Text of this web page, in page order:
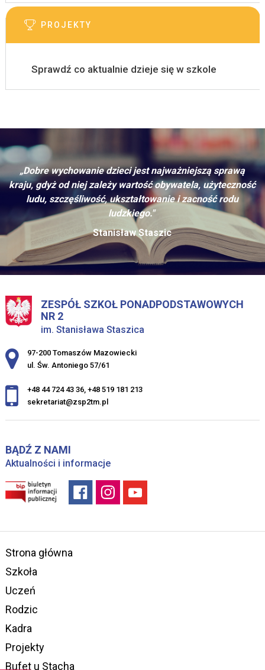
PROJEKTY
Sprawdź co aktualnie dzieje się w szkole
„Dobre wychowanie dzieci jest najważniejszą sprawą
kraju, gdyż od niej zależy wartość obywatela, użyteczność
ludu, szczęśliwość, ukształtowanie i zacność rodu
ludzkiego."
Stanisław Staszic
ZESPÓŁ SZKOŁ PONADPODSTAWOWYCH
NR 2
im. Stanisława Staszica
Adres pocztowy:
97-200 Tomaszów Mazowiecki
ul. Św. Antoniego 57/61
+48 44 724 43 36, +48 519 181 213
sekretariat@zsp2tm.pl
BĄDŹ Z NAMI
Aktualności i informacje
Strona główna
Szkoła
Uczeń
Rodzic
Kadra
Projekty
Bufet u Stacha